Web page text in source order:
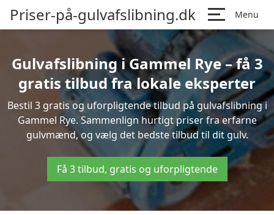
Priser-på-gulvafslibning.dk Menu
Gulvafslibning i Gammel Rye – få 3
gratis tilbud fra lokale eksperter
Bestil 3 gratis og uforpligtende tilbud på gulvafslibning i
Gammel Rye. Sammenlign hurtigt priser fra erfarne
gulvmænd, og vælg det bedste tilbud til dit gulv.
Få 3 tilbud, gratis og uforpligtende